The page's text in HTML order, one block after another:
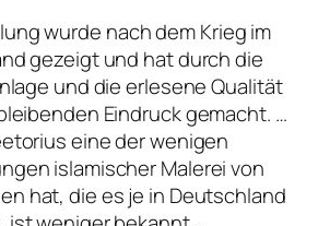
wurde nach dem Krieg im
gezeigt und hat durch die
und die erlesene Qualität
Eindruck gemacht. …
eine der wenigen
islamischer Malerei von
hat, die es je in Deutschland